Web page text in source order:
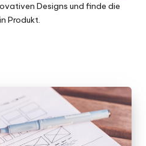
Designs und finde die
Produkt.